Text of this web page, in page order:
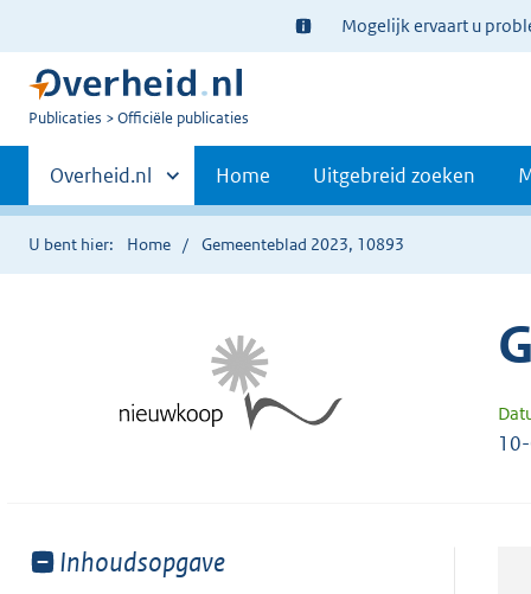
Ter
informatie:
Mogelijk ervaart u
U
Publicaties Officiële publicaties
Primaire
navigatie
Andere
sites
binnen
Overheid.nl Home Uitgebreid zoeken
U bent hier: Home Gemeenteblad 2023, 10893
Toon
Inhoudsopgave